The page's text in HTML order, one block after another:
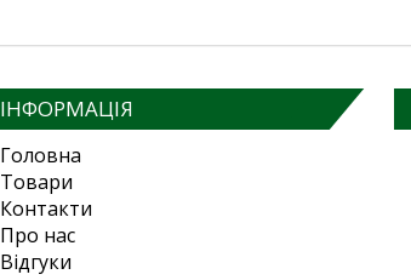
ІНФОРМАЦІЯ
Головна
Товари
Контакти
Про нас
Відгуки